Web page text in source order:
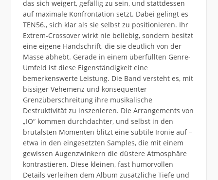
das sich weigert, gefällig zu sein, und stattdessen
auf maximale Konfrontation setzt. Dabei gelingt es
TEN56., sich klar als sie selbst zu positionieren. Ihr
Extrem-Crossover wirkt nie beliebig, sondern besitzt
eine eigene Handschrift, die sie deutlich von der
Masse abhebt. Gerade in einem überfüllten Genre-
Umfeld ist diese Eigenständigkeit eine
bemerkenswerte Leistung. Die Band versteht es, mit
bissiger Vehemenz und konsequenter
Grenzüberschreitung ihre musikalische
Destruktivität zu inszenieren. Die Arrangements von
„IO“ kommen durchdachter, und selbst in den
brutalsten Momenten blitzt eine subtile Ironie auf –
etwa in den eingesetzten Samples, die mit einem
gewissen Augenzwinkern die düstere Atmosphäre
kontrastieren. Diese kleinen, fast humorvollen
Details verleihen dem Album zusätzliche Tiefe und